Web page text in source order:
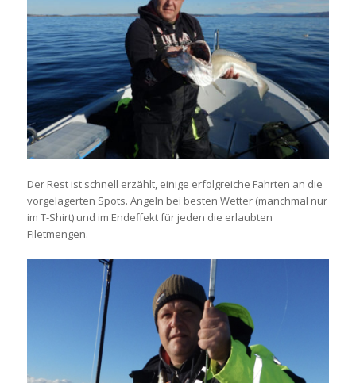
Der Rest ist schnell erzählt, einige erfolgreiche Fahrten an die
vorgelagerten Spots. Angeln bei besten Wetter (manchmal nur
im T-Shirt) und im Endeffekt für jeden die erlaubten
Filetmengen.